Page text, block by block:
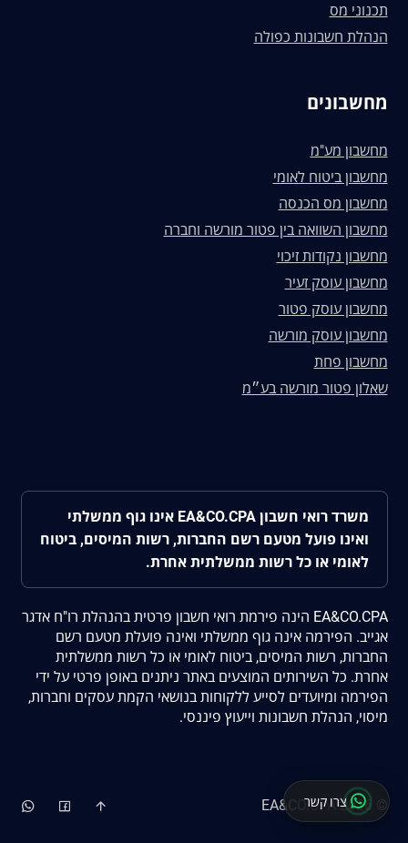
תכנוני מס
הנהלת חשבונות כפולה
מחשבונים
מחשבון מע"מ
מחשבון ביטוח לאומי
מחשבון מס הכנסה
מחשבון השוואה בין פטור מורשה וחברה
מחשבון נקודות זיכוי
מחשבון עוסק זעיר
מחשבון עוסק פטור
מחשבון עוסק מורשה
מחשבון פחת
שאלון פטור מורשה בע״מ
משרד רואי חשבון EA&CO.CPA אינו גוף ממשלתי
ואינו פועל מטעם רשם החברות, רשות המיסים, ביטוח
לאומי או כל רשות ממשלתית אחרת.
EA&CO.CPA הינה פירמת רואי חשבון פרטית בהנהלת רו"ח אדגר
אגייב. הפירמה אינה גוף ממשלתי ואינה פועלת מטעם רשם
החברות, רשות המיסים, ביטוח לאומי או כל רשות ממשלתית
אחרת. כל השירותים המוצעים באתר ניתנים באופן פרטי על ידי
הפירמה ומיועדים לסייע ללקוחות בנושאי הקמת עסקים וחברות,
מיסוי, הנהלת חשבונות וייעוץ פיננסי.
©
2026
EA&CO.CPA
צרו קשר